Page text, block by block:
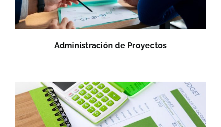
Administración de Proyectos